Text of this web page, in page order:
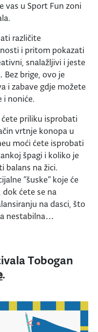
vas u Sport Fun zoni
različite
i pritom pokazati
snalažljivi i jeste
brige, ovo je
i zabave gdje možete
i noniće.
priliku isprobati
vrtnje konopa u
moći ćete isprobati
špagi i koliko je
balans na žici.
“šuske” koje će
ćete se na
na dasci, što
nestabilna…
Tobogan
.